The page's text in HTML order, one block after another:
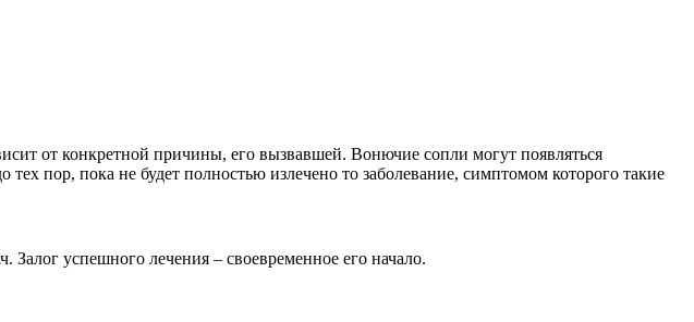
от конкретной причины, его вызвавшей. Вонючие сопли могут появляться
пор, пока не будет полностью излечено то заболевание, симптомом которого такие
Залог успешного лечения – своевременное его начало.